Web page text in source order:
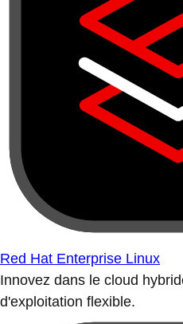
Red Hat Enterprise Linux
Innovez dans le cloud
d'exploitation flexible.